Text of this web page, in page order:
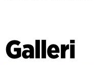
Projektet gør sig
første Svanemærkede
materialer opfylder
Galleri